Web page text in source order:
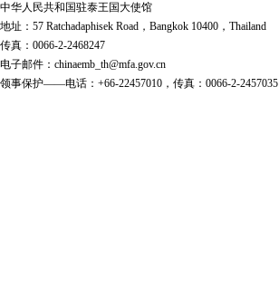
中华人民共和国驻泰王国大使馆
地址：57 Ratchadaphisek Road，Bangkok 10400，Thailand
传真：0066-2-2468247
电子邮件：chinaemb_th@mfa.gov.cn
领事保护——电话：+66-22457010，传真：0066-2-2457035